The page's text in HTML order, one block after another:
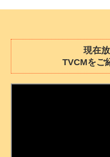
現在
TVCMをご